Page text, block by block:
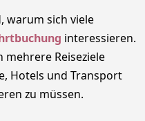
warum sich viele
interessieren.
Reiseziele
Hotels und Transport
zu müssen.